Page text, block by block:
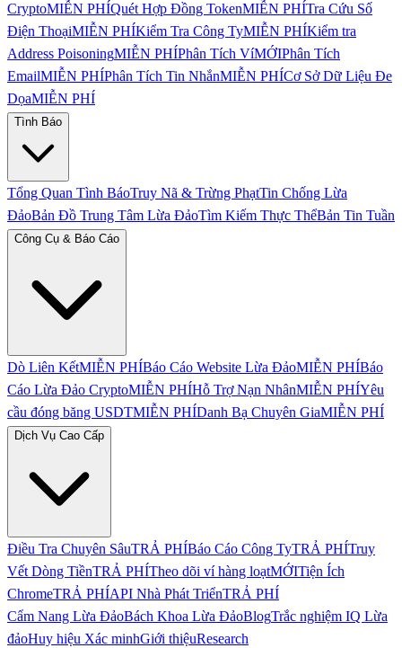
CryptoMIỄN PHÍQuét Hợp Đồng TokenMIỄN PHÍTra Cứu Số
Điện ThoạiMIỄN PHÍKiểm Tra Công TyMIỄN PHÍKiểm tra
Address PoisoningMIỄN PHÍPhân Tích VíMỚIPhân Tích
EmailMIỄN PHÍPhân Tích Tin NhắnMIỄN PHÍCơ Sở Dữ Liệu Đe
DọaMIỄN PHÍ
Tình Báo
Tổng Quan Tình BáoTruy Nã & Trừng PhạtTin Chống Lừa
ĐảoBản Đồ Trung Tâm Lừa ĐảoTìm Kiếm Thực ThểBản Tin Tuần
Công Cụ & Báo Cáo
Dò Liên KếtMIỄN PHÍBáo Cáo Website Lừa ĐảoMIỄN PHÍBáo
Cáo Lừa Đảo CryptoMIỄN PHÍHỗ Trợ Nạn NhânMIỄN PHÍYêu
cầu đóng băng USDTMIỄN PHÍDanh Bạ Chuyên GiaMIỄN PHÍ
Dịch Vụ Cao Cấp
Điều Tra Chuyên SâuTRẢ PHÍBáo Cáo Công TyTRẢ PHÍTruy
Vết Dòng TiềnTRẢ PHÍTheo dõi ví hàng loạtMỚITiện Ích
ChromeTRẢ PHÍAPI Nhà Phát TriểnTRẢ PHÍ
Cẩm Nang Lừa ĐảoBách Khoa Lừa ĐảoBlogTrắc nghiệm IQ Lừa
đảoHuy hiệu Xác minhGiới thiệuResearch